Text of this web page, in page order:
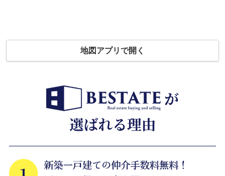
地図アプリで開く